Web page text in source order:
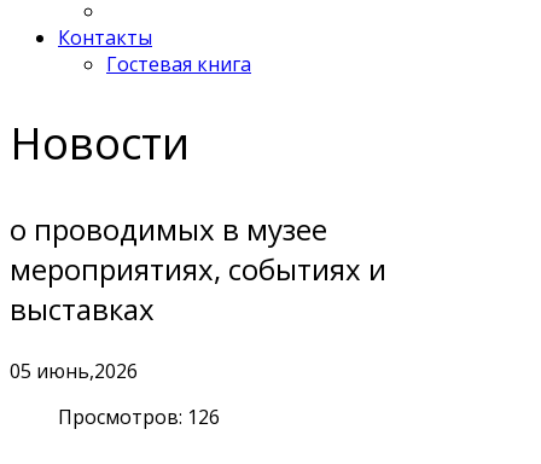
Контакты
Гостевая книга
Новости
о проводимых в музее
мероприятиях, событиях и
выставках
05 июнь,2026
Просмотров: 126